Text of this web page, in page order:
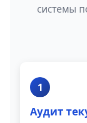
системы
1
Аудит